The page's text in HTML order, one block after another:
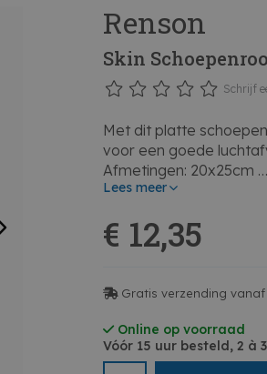
Renson
Skin
Schrijf
Met dit platte
voor een goede
Afmetingen: 20x25cm
Kleur: zuiver wit
Lees meer
€ 12,35
Gratis verzending
Online op voorraad
Vóór 15 uur besteld, 2 à